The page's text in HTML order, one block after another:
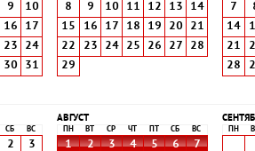
9
10
16
17
23
24
30 31
8
9 10 11 12 13
14
15
16 17 18 19 20
21
22
23 24 25 26 27
28
29
7
14
21
28
СБ ВС
2
3
АВГУСТ
ПН ВТ СР ЧТ СБ ВС
1 2 3 4 5 6
7
ПН